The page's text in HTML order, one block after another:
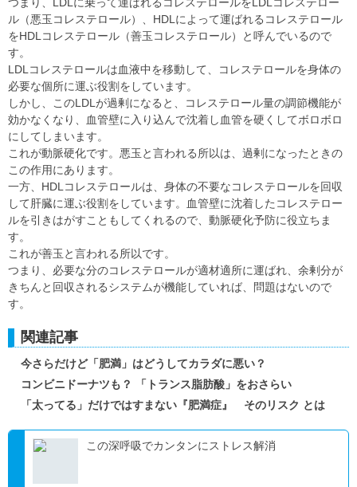
ル（悪玉コレステロール）、HDLによって運ばれるコレステロール
をHDLコレステロール（善玉コレステロール）と呼んでいるので
す。
LDLコレステロールは血液中を移動して、コレステロールを身体の
必要な個所に運ぶ役割をしています。
しかし、このLDLが過剰になると、コレステロール量の調節機能が
効かなくなり、血管壁に入り込んで沈着し血管を硬くしてボロボロ
にしてしまいます。
これが動脈硬化です。悪玉と言われる所以は、過剰になったときの
この作用にあります。
一方、HDLコレステロールは、身体の不要なコレステロールを回収
して肝臓に運ぶ役割をしています。血管壁に沈着したコレステロー
ルを引きはがすこともしてくれるので、動脈硬化予防に役立ちま
す。
これが善玉と言われる所以です。
つまり、必要な分のコレステロールが適材適所に運ばれ、余剰分が
きちんと回収されるシステムが機能していれば、問題はないので
す。
関連記事
今さらだけど「肥満」はどうしてカラダに悪い？
コンビニドーナツも？ 「トランス脂肪酸」をおさらい
「太ってる」だけではすまない『肥満症』 そのリスク とは
この深呼吸でカンタンにストレス解消